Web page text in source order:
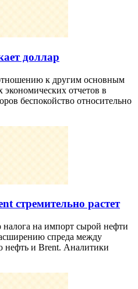
доллар
к другим основным
отчетов в
беспокойство относительно
стремительно растет
налога на импорт сырой нефти
спреда между
нефть и Brent. Аналитики